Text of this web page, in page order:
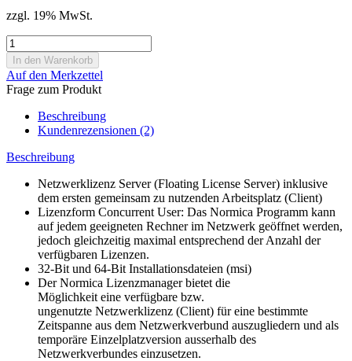
zzgl. 19% MwSt.
Auf den Merkzettel
Frage zum Produkt
Beschreibung
Kundenrezensionen (2)
Beschreibung
Netzwerklizenz Server (Floating License Server) inklusive
dem ersten gemeinsam zu nutzenden Arbeitsplatz (Client)
Lizenzform Concurrent User: Das Normica Programm kann
auf jedem geeigneten Rechner im Netzwerk geöffnet werden,
jedoch gleichzeitig maximal entsprechend der Anzahl der
verfügbaren Lizenzen.
32-Bit und 64-Bit Installationsdateien (msi)
Der Normica Lizenzmanager bietet die
Möglichkeit eine verfügbare bzw.
ungenutzte Netzwerklizenz (Client) für eine bestimmte
Zeitspanne aus dem Netzwerkverbund auszugliedern und als
temporäre Einzelplatzversion ausserhalb des
Netzwerkverbundes einzusetzen.